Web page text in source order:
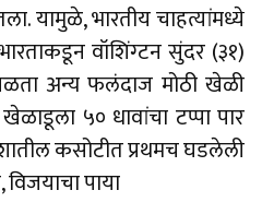
यामुळे, भारतीय चाहत्यांमध्ये
वॉशिंग्टन सुंदर (३१)
अन्य फलंदाज मोठी खेळी
५० धावांचा टप्पा पार
कसोटीत प्रथमच घडलेली
पाया